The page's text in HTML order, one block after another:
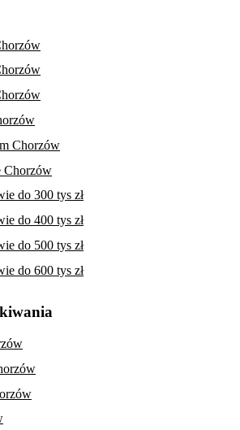
Chorzów
Chorzów
do 300 tys zł
do 400 tys zł
do 500 tys zł
do 600 tys zł